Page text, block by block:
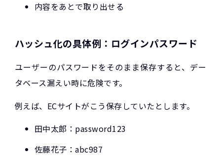
内容をあとで取り出せる
ハッシュ化の具体例：ログインパスワード
ユーザーのパスワードをそのまま保存すると、デー
タベース漏えい時に危険です。
例えば、ECサイトがこう保存していたとします。
田中太郎：password123
佐藤花子：abc987